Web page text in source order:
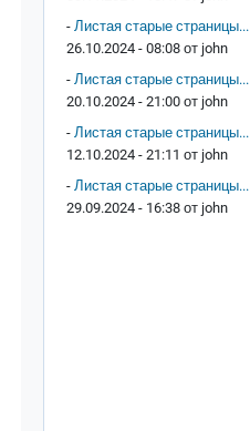
- Листая старые страницы...
26.10.2024 - 08:08 от john
- Листая старые страницы...
20.10.2024 - 21:00 от john
- Листая старые страницы...
12.10.2024 - 21:11 от john
- Листая старые страницы...
29.09.2024 - 16:38 от john